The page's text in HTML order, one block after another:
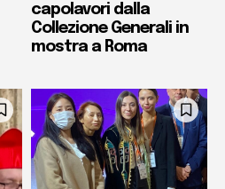
capolavori dalla
Collezione Generali in
mostra a Roma